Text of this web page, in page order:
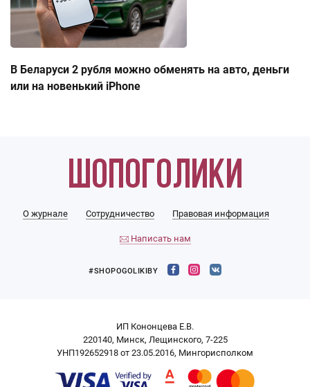
В Беларуси 2 рубля можно обменять на авто, деньги
или на новенький iPhone
О журнале Сотрудничество Правовая информация
Написать нам
#SHOPOGOLIKIBY
ИП Кононцева Е.В.
220140, Минск, Лещинского, 7-225
УНП192652918 от 23.05.2016, Мингорисполком